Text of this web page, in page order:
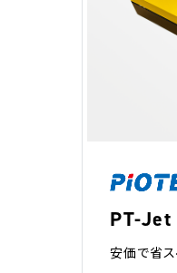
PT-Jet
安価で省